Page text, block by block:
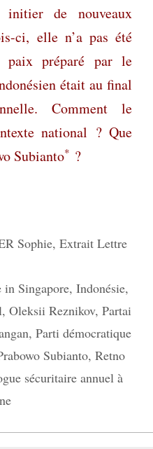
initier de nouveaux
ci, elle n’a pas été
paix préparé par le
était au final
Comment le
national ? Que
Subianto* ?
Sophie, Extrait Lettre
in Singapore, Indonésie,
, Oleksii Reznikov, Partai
, Parti démocratique
Subianto, Retno
sécuritaire annuel à